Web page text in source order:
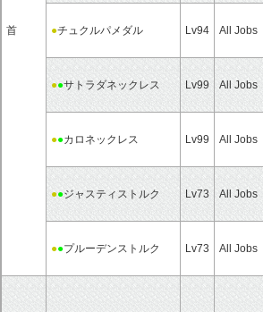
首 ●チュクルパメダル Lv94 All Jobs
●●サトラダネックレス Lv99 All Jobs
●●カロネックレス Lv99 All Jobs
●●ジャスティストルク Lv73 All Jobs
●●プルーデンストルク Lv73 All Jobs